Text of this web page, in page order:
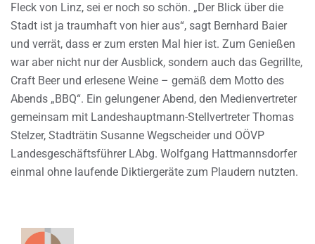
Fleck von Linz, sei er noch so schön. „Der Blick über die
Stadt ist ja traumhaft von hier aus“, sagt Bernhard Baier
und verrät, dass er zum ersten Mal hier ist. Zum Genießen
war aber nicht nur der Ausblick, sondern auch das Gegrillte,
Craft Beer und erlesene Weine – gemäß dem Motto des
Abends „BBQ“. Ein gelungener Abend, den Medienvertreter
gemeinsam mit Landeshauptmann-Stellvertreter Thomas
Stelzer, Stadträtin Susanne Wegscheider und OÖVP
Landesgeschäftsführer LAbg. Wolfgang Hattmannsdorfer
einmal ohne laufende Diktiergeräte zum Plaudern nutzten.